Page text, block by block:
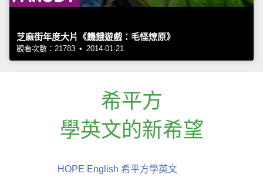
芝麻街年度大片《饑餓遊戲：毛怪燎原》
觀看次數：21783 • 2014-01-21
希平方
學英文的新希望
HOPE English 希平方學英文